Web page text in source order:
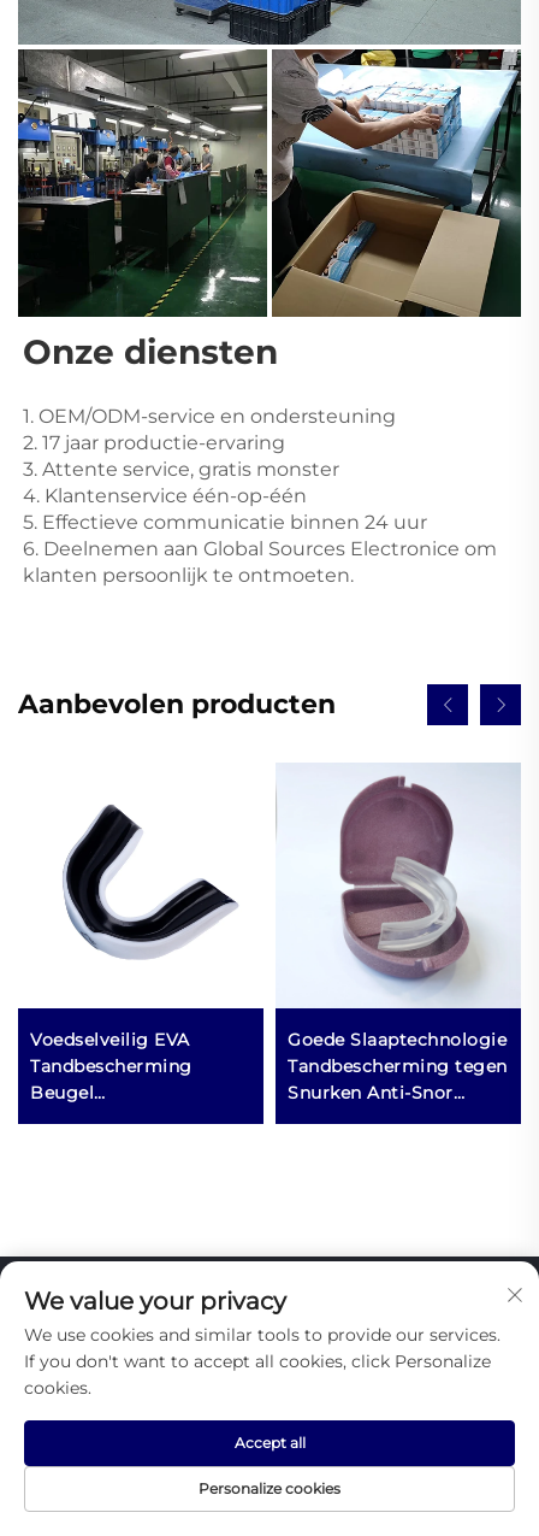
Onze diensten
1. OEM/ODM-service en ondersteuning
2. 17 jaar productie-ervaring
3. Attente service, gratis monster
4. Klantenservice één-op-één
5. Effectieve communicatie binnen 24 uur
6. Deelnemen aan Global Sources Electronice om
klanten persoonlijk te ontmoeten.
Aanbevolen producten
Voedselveilig EVA
Tandbescherming
Beugel
Boxingsmondkap
Goede Slaaptechnologie
Tandbescherming tegen
Snurken Anti-Snor
Apparaat Zorgproduct
CONTACT
Add: Kamer 807, BL 3, Gangzhong Straat, nummer 1690,
Tel:+86-13859990367
E-mail:[email protected]
Copyright © 2025 door Xiamen Yizhou Imp. & Exp. Co.,
We value your privacy
We use cookies and similar tools to provide our services.
If you don't want to accept all cookies, click Personalize
cookies.
Personalize cookies
Accept all